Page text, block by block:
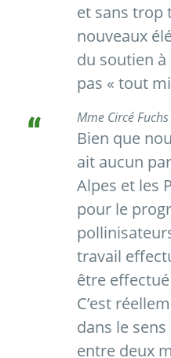
et sans trop
nouveaux
du soutien à
pas « tout
Mme Circé
Bien que
ait aucun
Alpes et les
pour le
travail
être
C’est
dans le
entre deux